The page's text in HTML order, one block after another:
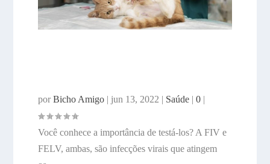
porBicho Amigo| jun 13, 2022 | Saúde| 0 |
Você conhece a importância de testá-los? A FIV e
FELV, ambas, são infecções virais que atingem